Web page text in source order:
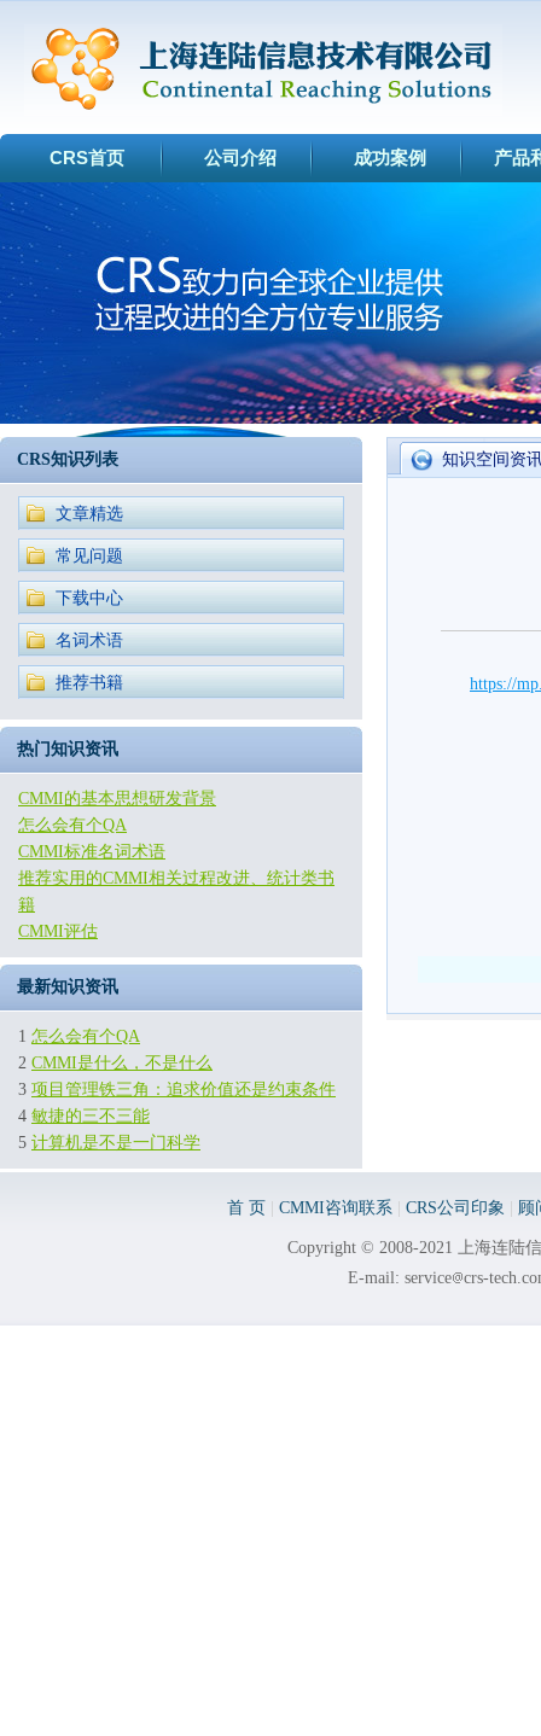
CRS首页 公司介绍 成功案例 产品
知识空间资
https://
CRS知识列表
文章精选
常见问题
下载中心
名词术语
推荐书籍
热门知识资讯
CMMI的基本思想研发背景
怎么会有个QA
CMMI标准名词术语
推荐实用的CMMI相关过程改进、统计类书
籍
CMMI评估
最新知识资讯
1 怎么会有个QA
2 CMMI是什么，不是什么
3 项目管理铁三角：追求价值还是约束条件
4 敏捷的三不三能
5 计算机是不是一门科学
首 页 CMMI咨询联系 CRS公司印象 顾
Copyright © 2008-2021 上海连陆
E-mail: service
crs-